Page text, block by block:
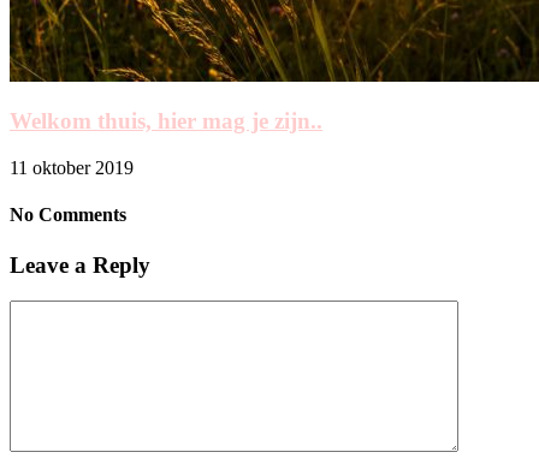
Welkom thuis, hier mag je zijn..
11 oktober 2019
No Comments
Leave a Reply